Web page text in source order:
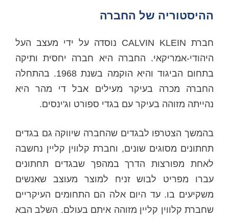
ההיסטוריה של החברה
חברת CALVIN KLEIN נוסדה על ידי מעצב העל
היהודי-אמריקאי. החברה היא חברה יחסית ותיקה
בתחום הביגוד והיא הוקמה בשנת 1968. בהתחלה
החברה מכרה בעיקר מעילים אבל די מהר היא
נהייתה מזוהה בעיקר עם בגדי ספורט וג'ינסים.
בהמשך הצטרפו לבגדים שהחברה שיווקה גם בגדים
תחתונים מסוגים שונים, וחברת קלווין קליין נחשבה
לאחת מפורצות הדרך במהפך שבגדים תחתונים
עברו מפריט לבוש זניח למוצר מעוצב שאנשים
משקיעים בו. עד היום אלה הם התחומים העיקריים
שחברת קלווין קליין מזוהה איתם בעולם. השלב הבא